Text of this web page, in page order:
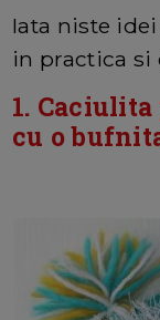
Iata niste
in practica si
1.
cu o